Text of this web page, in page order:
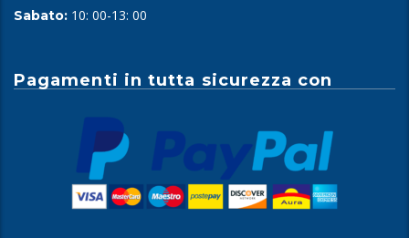
Sabato: 10: 00-13: 00
Pagamenti in tutta sicurezza con